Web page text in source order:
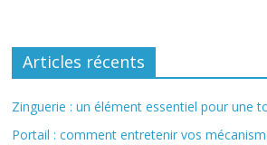
Articles récents
Zinguerie : un élément essentiel pour une
Portail : comment entretenir vos